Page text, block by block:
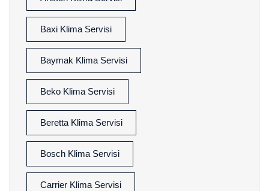
Baxi Klima Servisi
Baymak Klima Servisi
Beko Klima Servisi
Beretta Klima Servisi
Bosch Klima Servisi
Carrier Klima Servisi